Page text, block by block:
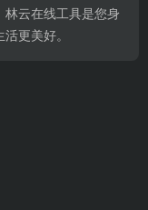
林云在线工具是您身
更美好。